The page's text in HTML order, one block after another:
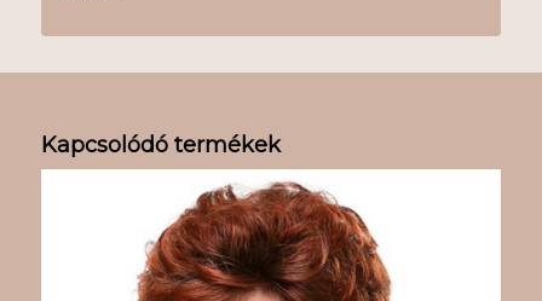
Kapcsolódó termékek